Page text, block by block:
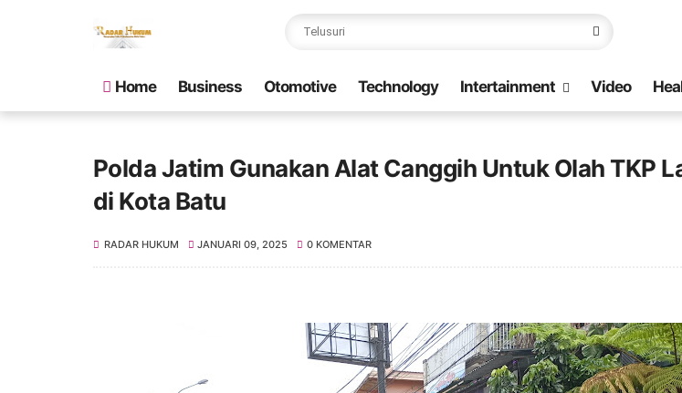
Home Business Otomotive Technology Intertainment Video
Polda Jatim Gunakan Alat Canggih Untuk Olah TKP
di Kota Batu
RADAR HUKUM JANUARI 09, 2025 0 KOMENTAR